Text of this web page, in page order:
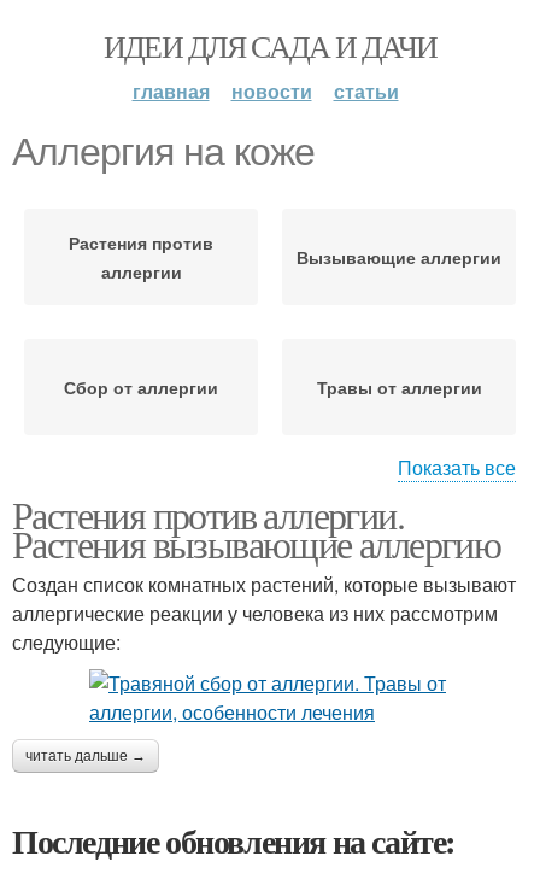
ИДЕИ ДЛЯ САДА И ДАЧИ
главная новости статьи
Аллергия на коже
Растения против
аллергии
Вызывающие аллергии
Сбор от аллергии Травы от аллергии
аллергии
Мази для кожи
Мази от аллергии
Показать все
Растения против аллергии.
Растения вызывающие аллергию
Создан список комнатных растений, которые вызывают
аллергические реакции у человека из них рассмотрим
следующие:
читать дальше →
Последние обновления на сайте: